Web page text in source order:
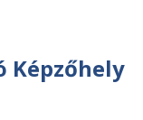
Képzőhely